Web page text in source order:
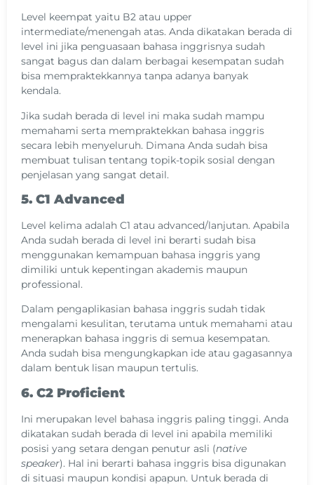
Level keempat yaitu B2 atau upper
intermediate/menengah atas. Anda dikatakan berada di
level ini jika penguasaan bahasa inggrisnya sudah
sangat bagus dan dalam berbagai kesempatan sudah
bisa mempraktekkannya tanpa adanya banyak
kendala.
Jika sudah berada di level ini maka sudah mampu
memahami serta mempraktekkan bahasa inggris
secara lebih menyeluruh. Dimana Anda sudah bisa
membuat tulisan tentang topik-topik sosial dengan
penjelasan yang sangat detail.
5. C1 Advanced
Level kelima adalah C1 atau advanced/lanjutan. Apabila
Anda sudah berada di level ini berarti sudah bisa
menggunakan kemampuan bahasa inggris yang
dimiliki untuk kepentingan akademis maupun
professional.
Dalam pengaplikasian bahasa inggris sudah tidak
mengalami kesulitan, terutama untuk memahami atau
menerapkan bahasa inggris di semua kesempatan.
Anda sudah bisa mengungkapkan ide atau gagasannya
dalam bentuk lisan maupun tertulis.
6. C2 Proficient
Ini merupakan level bahasa inggris paling tinggi. Anda
dikatakan sudah berada di level ini apabila memiliki
posisi yang setara dengan penutur asli (native
speaker). Hal ini berarti bahasa inggris bisa digunakan
di situasi maupun kondisi apapun. Untuk berada di